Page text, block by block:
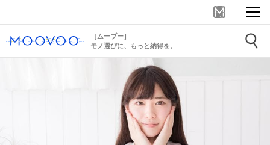
［ムーブー］
モノ選びに、もっと納得を。